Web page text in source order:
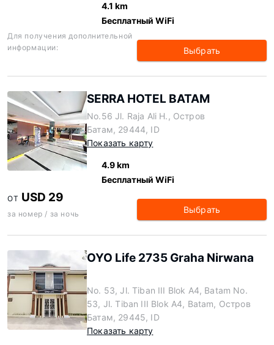
4.1 km
Бесплатный WiFi
Для получения дополнительной
информации:
Выбрать
SERRA HOTEL BATAM
No.56 Jl. Raja Ali H., Остров
Батам, 29444, ID
Показать карту
4.9 km
Бесплатный WiFi
ОТ USD 29
за номер / за ночь Выбрать
OYO Life 2735 Graha Nirwana
No. 53, Jl. Tiban III Blok A4, Batam No.
53, Jl. Tiban III Blok A4, Batam, Остров
Батам, 29445, ID
Показать карту